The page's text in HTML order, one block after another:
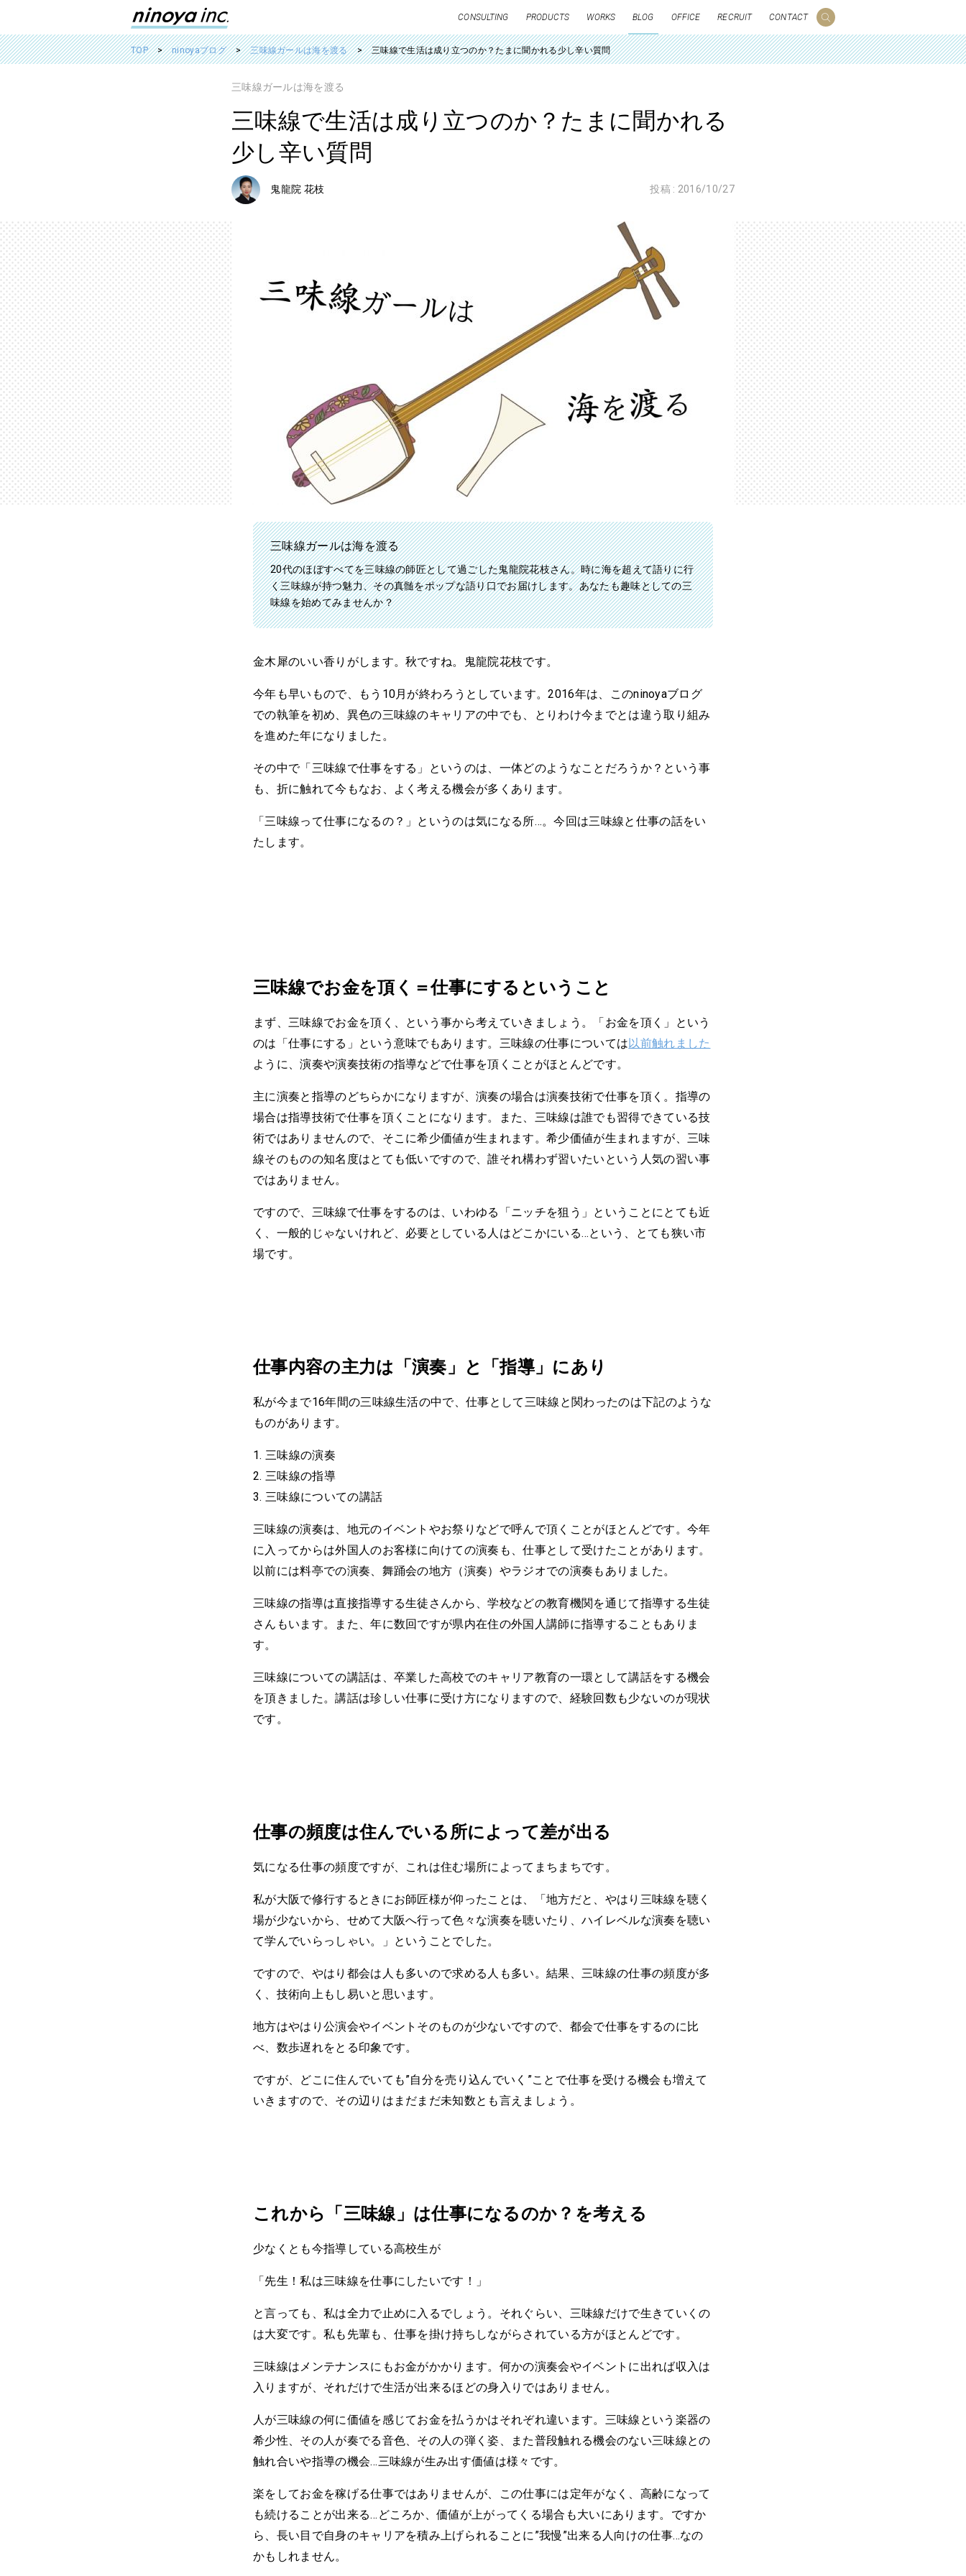
CONSULTING PRODUCTS WORKS BLOG OFFICE RECRUIT CONTACT
TOP ninoyaブログ 三味線ガールは海を渡る 三味線で生活は成り立つのか？たまに聞かれる少し辛い質問
三味線ガールは海を渡る
三味線で生活は成り立つのか？たまに聞かれる
少し辛い質問
鬼龍院 花枝 投稿 : 2016/10/27
三味線ガールは海を渡る
20代のほぼすべてを三味線の師匠として過ごした鬼龍院花枝さん。時に海を超えて語りに行
く三味線が持つ魅力、その真髄をポップな語り口でお届けします。あなたも趣味としての三
味線を始めてみませんか？
金木犀のいい香りがします。秋ですね。鬼龍院花枝です。
今年も早いもので、もう10月が終わろうとしています。2016年は、このninoyaブログ
での執筆を初め、異色の三味線のキャリアの中でも、とりわけ今までとは違う取り組み
を進めた年になりました。
その中で「三味線で仕事をする」というのは、一体どのようなことだろうか？という事
も、折に触れて今もなお、よく考える機会が多くあります。
「三味線って仕事になるの？」というのは気になる所…。今回は三味線と仕事の話をい
たします。
三味線でお金を頂く＝仕事にするということ
まず、三味線でお金を頂く、という事から考えていきましょう。「お金を頂く」という
のは「仕事にする」という意味でもあります。三味線の仕事については以前触れました
ように、演奏や演奏技術の指導などで仕事を頂くことがほとんどです。
主に演奏と指導のどちらかになりますが、演奏の場合は演奏技術で仕事を頂く。指導の
場合は指導技術で仕事を頂くことになります。また、三味線は誰でも習得できている技
術ではありませんので、そこに希少価値が生まれます。希少価値が生まれますが、三味
線そのものの知名度はとても低いですので、誰それ構わず習いたいという人気の習い事
ではありません。
ですので、三味線で仕事をするのは、いわゆる「ニッチを狙う」ということにとても近
く、一般的じゃないけれど、必要としている人はどこかにいる…という、とても狭い市
場です。
仕事内容の主力は「演奏」と「指導」にあり
私が今まで16年間の三味線生活の中で、仕事として三味線と関わったのは下記のような
ものがあります。
三味線の演奏
三味線の指導
三味線についての講話
三味線の演奏は、地元のイベントやお祭りなどで呼んで頂くことがほとんどです。今年
に入ってからは外国人のお客様に向けての演奏も、仕事として受けたことがあります。
以前には料亭での演奏、舞踊会の地方（演奏）やラジオでの演奏もありました。
三味線の指導は直接指導する生徒さんから、学校などの教育機関を通じて指導する生徒
さんもいます。また、年に数回ですが県内在住の外国人講師に指導することもありま
す。
三味線についての講話は、卒業した高校でのキャリア教育の一環として講話をする機会
を頂きました。講話は珍しい仕事に受け方になりますので、経験回数も少ないのが現状
です。
仕事の頻度は住んでいる所によって差が出る
気になる仕事の頻度ですが、これは住む場所によってまちまちです。
私が大阪で修行するときにお師匠様が仰ったことは、「地方だと、やはり三味線を聴く
場が少ないから、せめて大阪へ行って色々な演奏を聴いたり、ハイレベルな演奏を聴い
て学んでいらっしゃい。」ということでした。
ですので、やはり都会は人も多いので求める人も多い。結果、三味線の仕事の頻度が多
く、技術向上もし易いと思います。
地方はやはり公演会やイベントそのものが少ないですので、都会で仕事をするのに比
べ、数歩遅れをとる印象です。
ですが、どこに住んでいても”自分を売り込んでいく”ことで仕事を受ける機会も増えて
いきますので、その辺りはまだまだ未知数とも言えましょう。
これから「三味線」は仕事になるのか？を考える
少なくとも今指導している高校生が
「先生！私は三味線を仕事にしたいです！」
と言っても、私は全力で止めに入るでしょう。それぐらい、三味線だけで生きていくの
は大変です。私も先輩も、仕事を掛け持ちしながらされている方がほとんどです。
三味線はメンテナンスにもお金がかかります。何かの演奏会やイベントに出れば収入は
入りますが、それだけで生活が出来るほどの身入りではありません。
人が三味線の何に価値を感じてお金を払うかはそれぞれ違います。三味線という楽器の
希少性、その人が奏でる音色、その人の弾く姿、また普段触れる機会のない三味線との
触れ合いや指導の機会…三味線が生み出す価値は様々です。
楽をしてお金を稼げる仕事ではありませんが、この仕事には定年がなく、高齢になって
も続けることが出来る…どころか、価値が上がってくる場合も大いにあります。ですか
ら、長い目で自身のキャリアを積み上げられることに”我慢”出来る人向けの仕事…なの
かもしれません。